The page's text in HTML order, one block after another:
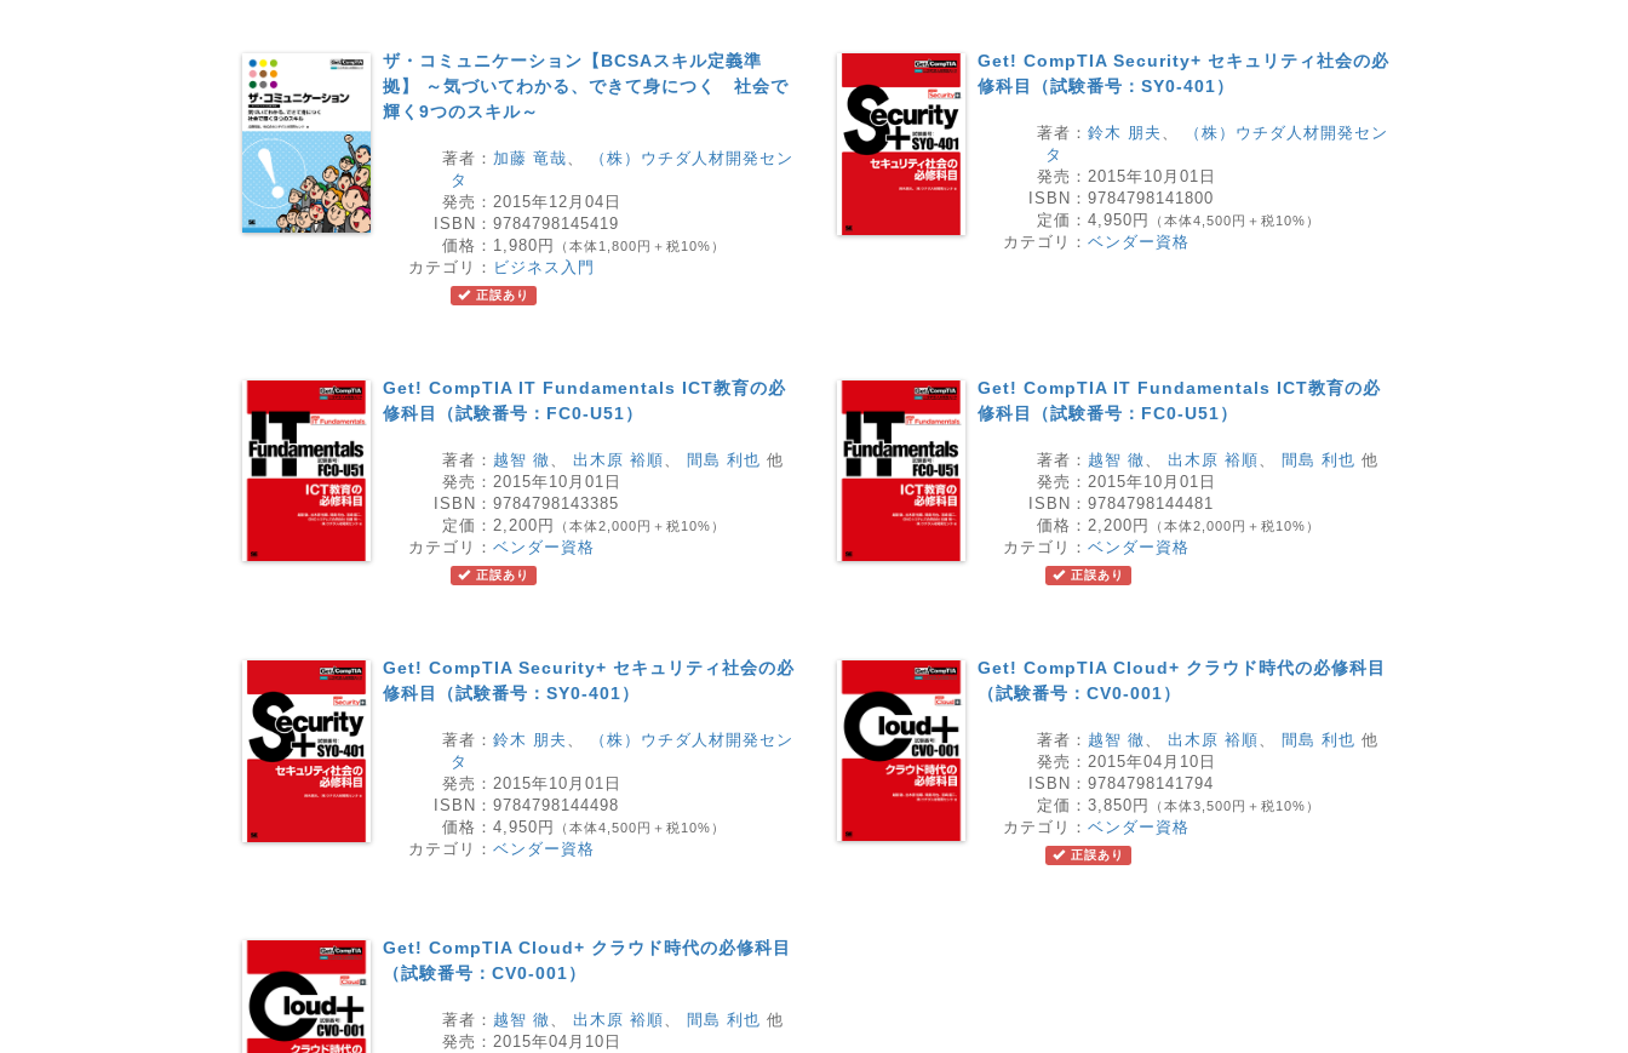
ザ・コミュニケーション【BCSAスキル定義準
拠】 ～気づいてわかる、できて身につく 社会で
輝く9つのスキル～
著者： 加藤 竜哉、
（株）ウチダ人材開発セン
タ
発売： 2015年12月04日
ISBN： 9784798145419
価格： 1,980円 （本体1,800円＋税10%）
カテゴリ： ビジネス入門
正誤あり
Get! CompTIA Security+ セキュリティ社会の必
修科目（試験番号：SY0-401）
著者： 鈴木 朋夫 、
（株）ウチダ人材開発セン
タ
発売： 2015年10月01日
ISBN： 9784798141800
定価： 4,950円 （本体4,500円＋税10%）
カテゴリ： ベンダー資格
Get! CompTIA IT Fundamentals ICT教育の必
修科目（試験番号：FC0-U51）
著者： 越智 徹、 出木原 裕順、 間島 利也 他
発売： 2015年10月01日
ISBN： 9784798143385
定価： 2,200円 （本体2,000円＋税10%）
カテゴリ： ベンダー資格
正誤あり
Get! CompTIA IT Fundamentals ICT教育の必
修科目（試験番号：FC0-U51）
著者： 越智 徹、 出木原 裕順、 間島 利也 他
発売： 2015年10月01日
ISBN： 9784798144481
価格： 2,200円 （本体2,000円＋税10%）
カテゴリ： ベンダー資格
正誤あり
Get! CompTIA Security+ セキュリティ社会の必
修科目（試験番号：SY0-401）
著者： 鈴木 朋夫 、
（株）ウチダ人材開発セン
タ
発売： 2015年10月01日
ISBN： 9784798144498
価格： 4,950円 （本体4,500円＋税10%）
カテゴリ： ベンダー資格
Get! CompTIA Cloud+ クラウド時代の必修科目
（試験番号：CV0-001）
著者： 越智 徹、 出木原 裕順、 間島 利也 他
発売： 2015年04月10日
ISBN： 9784798141794
定価： 3,850円 （本体3,500円＋税10%）
カテゴリ： ベンダー資格
正誤あり
Get! CompTIA Cloud+ クラウド時代の必修科目
（試験番号：CV0-001）
著者： 越智 徹、 出木原 裕順、 間島 利也 他
発売： 2015年04月10日